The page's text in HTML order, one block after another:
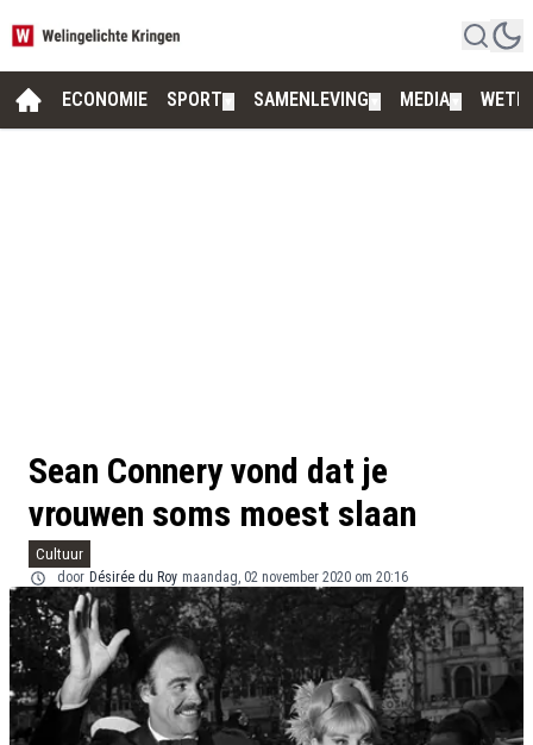
ECONOMIE SPORT SAMENLEVING MEDIA
Sean Connery vond dat je
vrouwen soms moest slaan
Cultuur
door Désirée du Roy maandag, 02 november 2020 om 20:16